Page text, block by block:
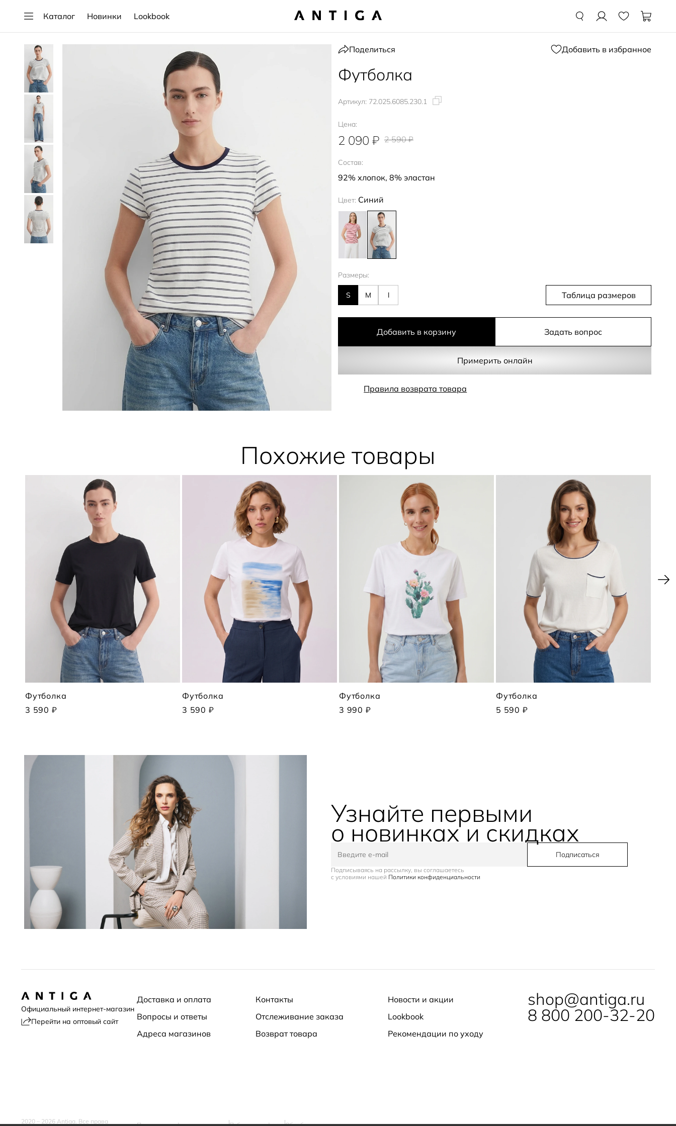
Каталог Новинки Lookbook
Поделиться Добавить в избранное
Футболка
Артикул: 72.025.6085.230.1
Цена:
2 090 ₽ 2 590 ₽
Состав:
92% хлопок, 8% эластан
Цвет: Синий
Размеры:
S M l Таблица размеров
Добавить в корзину Задать вопрос
Примерить онлайн
Правила возврата товара
Похожие товары
Футболка
3 590 ₽
Футболка
3 590 ₽
Футболка
3 990 ₽
Футболка
5 590 ₽
Узнайте первыми
о новинках и скидках
Подписаться
Подписываясь на рассылку, вы соглашаетесь
с условиями нашей Политики конфиденциальности
Официальный интернет-магазин
Перейти на оптовый сайт
Доставка и оплата
Вопросы и ответы
Адреса магазинов
Контакты
Отслеживание заказа
Возврат товара
Новости и акции
Lookbook
Рекомендации по уходу
shop@antiga.ru
8 800 200-32-20
2020 – 2026 Antiga. Все права
Политика конфиденциальностиПубличная офертаОбработка персональных данных